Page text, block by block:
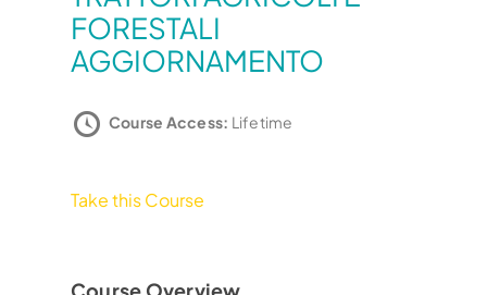
FORESTALI
AGGIORNAMENTO
Course Access: Lifetime
Take this Course